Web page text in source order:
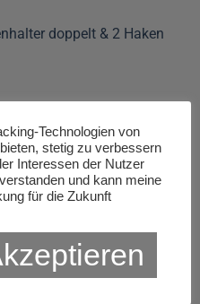
doppelt & 2 Haken
€.& 2 Haken
Technologien von
stetig zu verbessern
Interessen der Nutzer
und kann meine
für die Zukunft